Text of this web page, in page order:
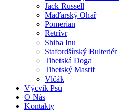
Jack Russell
Maďarský Ohař
Pomerian
Retrívr
Shiba Inu
Stafordšírský Bulteriér
Tibetská Doga
Tibetský Mastif
Vlčák
Výcvik Psů
O Nás
Kontakty